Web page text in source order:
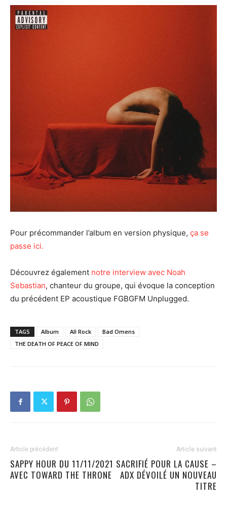
Pour précommander l’album en version physique, ça se
passe ici.
Découvrez également notre interview avec Noah
Sebastian, chanteur du groupe, qui évoque la conception
du précédent EP acoustique FGBGFM Unplugged.
TAGS Album All Rock
Bad Omens
THE DEATH OF PEACE OF MIND
Article précédent
SAPPY HOUR DU 11/11/2021
AVEC TOWARD THE THRONE
Article suivant
SACRIFIÉ POUR LA CAUSE –
ADX DÉVOILÉ UN NOUVEAU
TITRE